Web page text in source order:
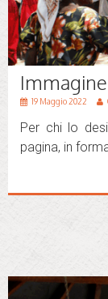
19 Maggio 2022
Per chi lo
pagina, in